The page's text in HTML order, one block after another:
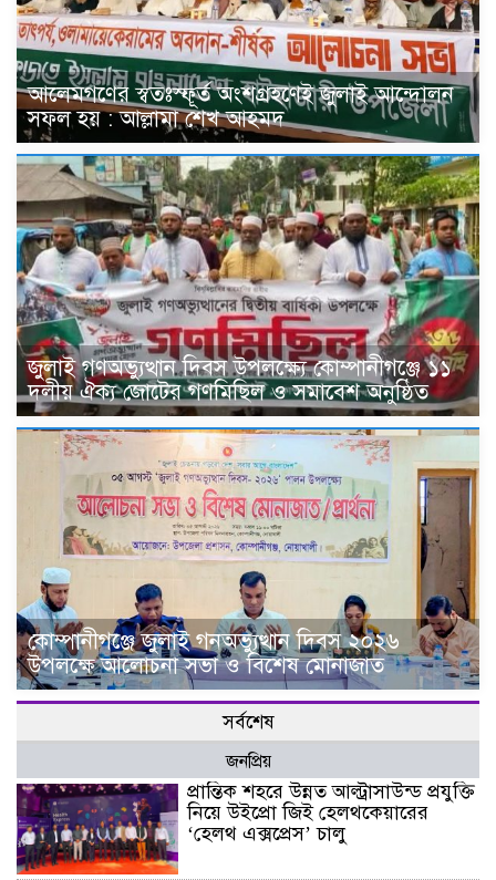
আলেমগণের স্বতঃস্ফূর্ত অংশগ্রহণেই জুলাই আন্দোলন
সফল হয় : আল্লামা শেখ আহমদ
জুলাই গণঅভ্যুত্থান দিবস উপলক্ষ্যে কোম্পানীগঞ্জে ১১
দলীয় ঐক্য জোটের গণমিছিল ও সমাবেশ অনুষ্ঠিত
কোম্পানীগঞ্জে জুলাই গনঅভ্যুত্থান দিবস ২০২৬
উপলক্ষে আলোচনা সভা ও বিশেষ মোনাজাত
সর্বশেষ
জনপ্রিয়
প্রান্তিক শহরে উন্নত আল্ট্রাসাউন্ড প্রযুক্তি
নিয়ে উইপ্রো জিই হেলথকেয়ারের
‘হেলথ এক্সপ্রেস’ চালু